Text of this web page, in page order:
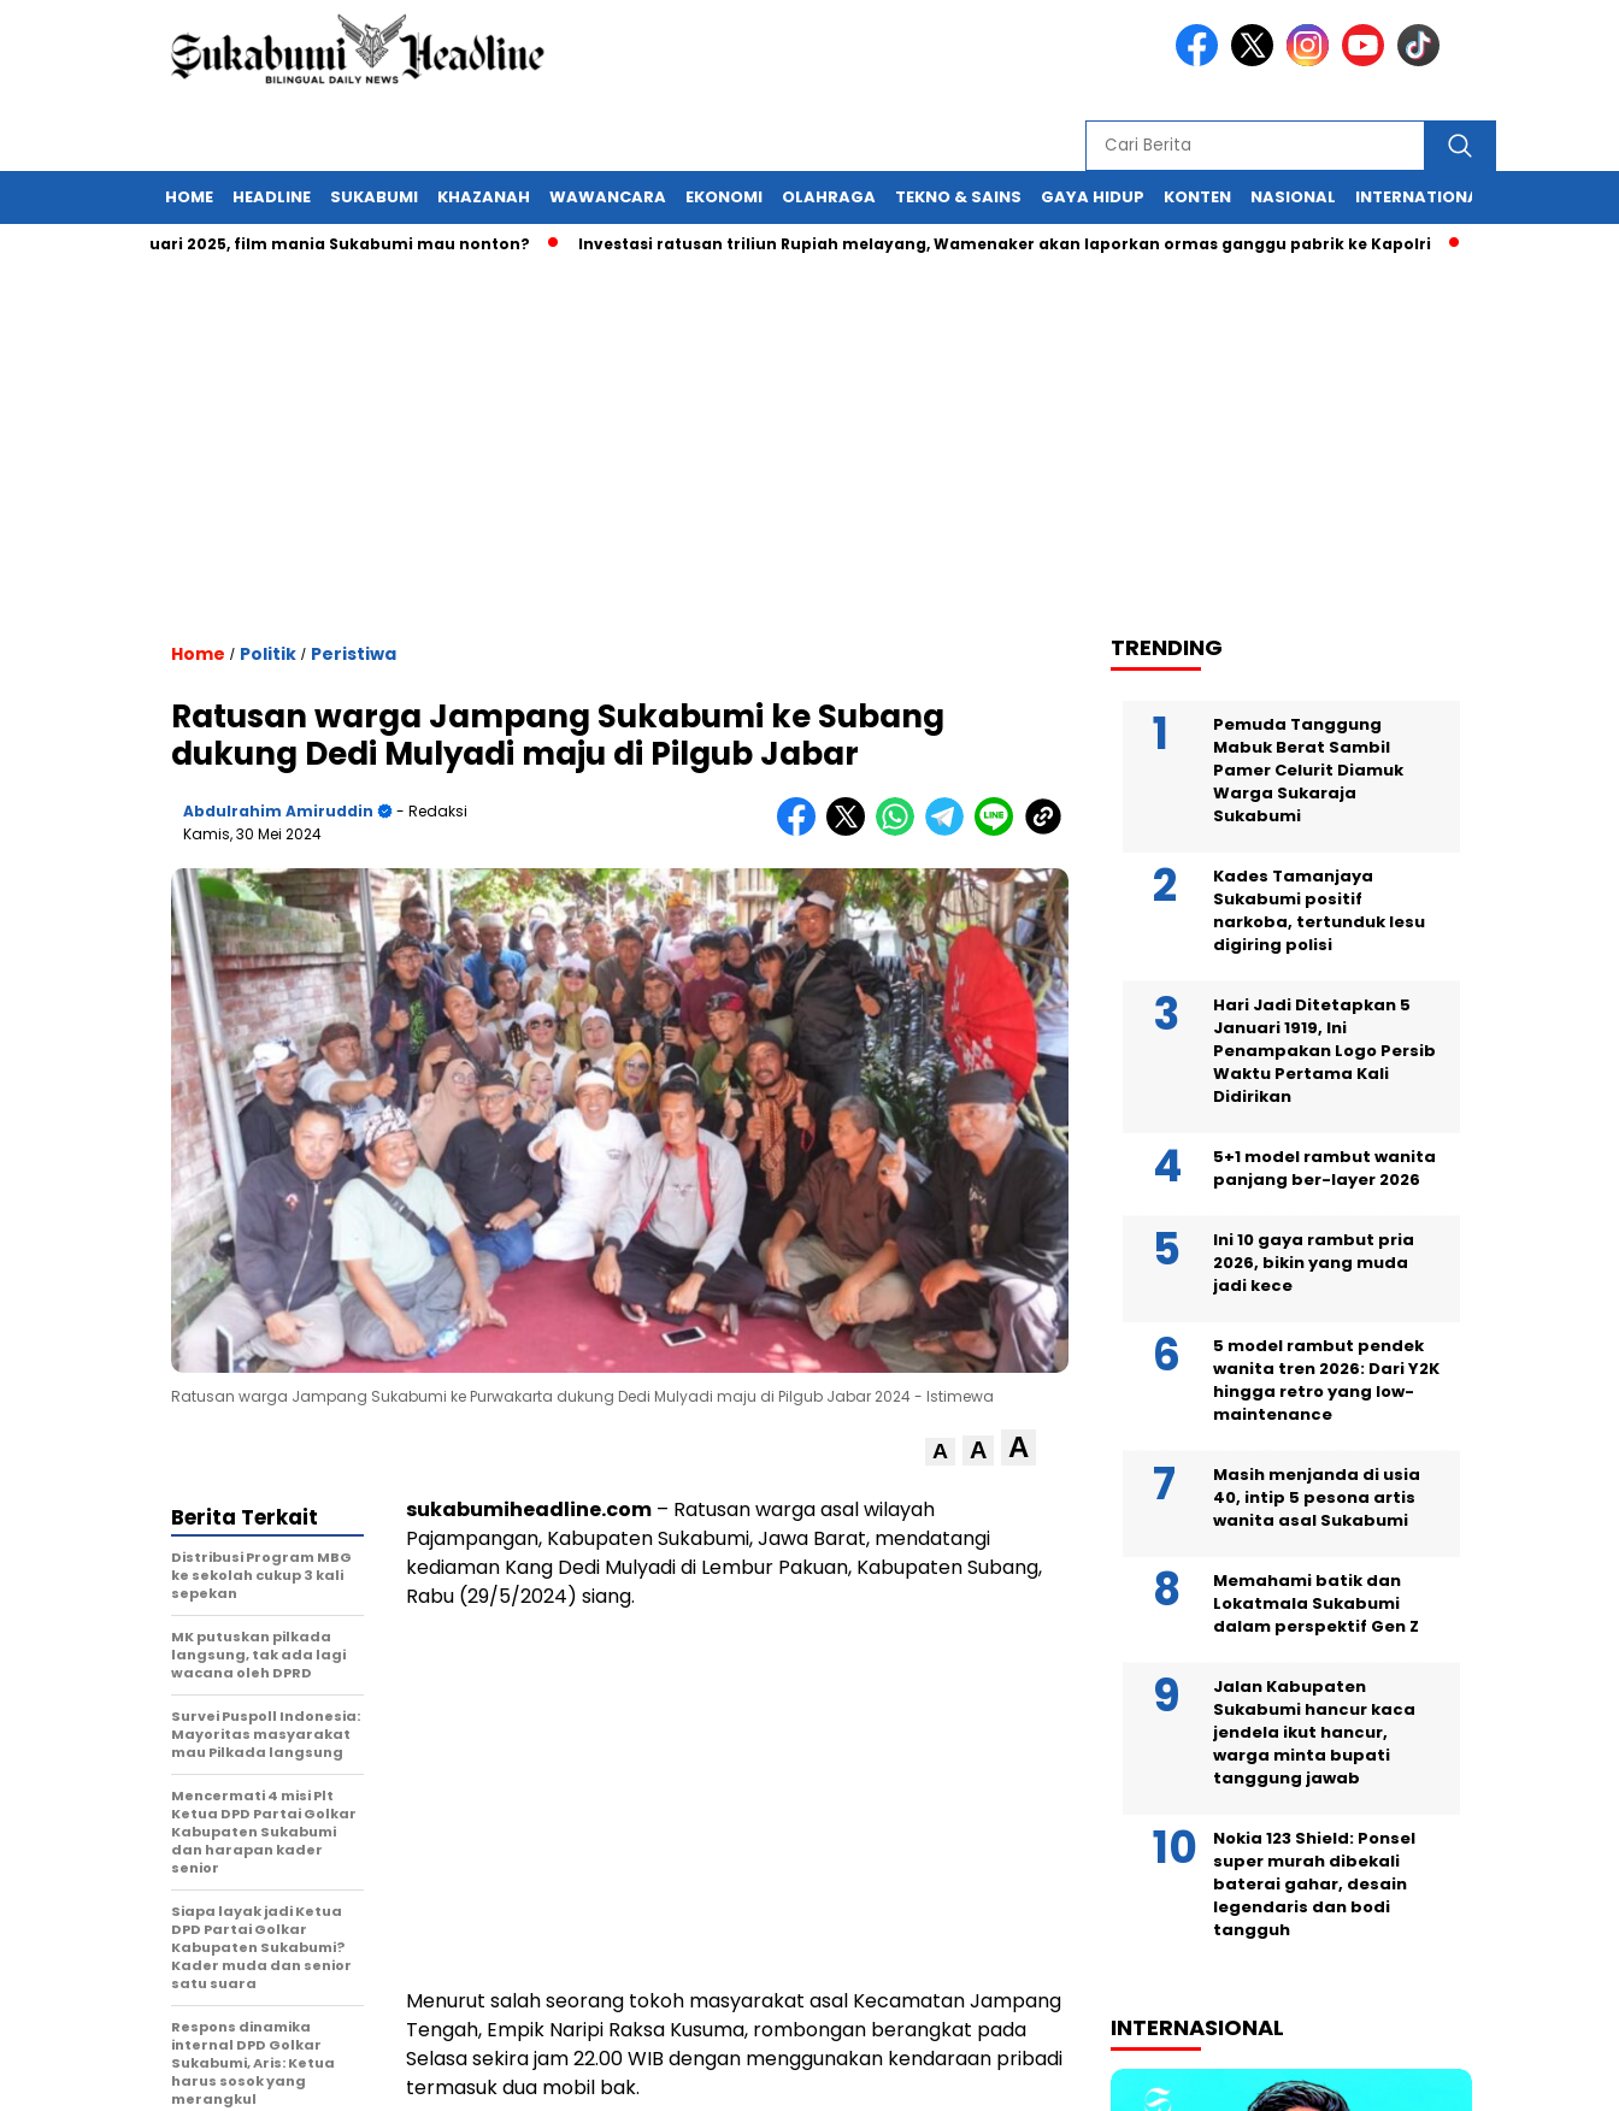
HOME HEADLINE SUKABUMI KHAZANAH WAWANCARA EKONOMI OLAHRAGA TEKNO & SAINS GAYA HIDUP KONTEN NASIONAL INTERNATIONAL
Februari 2025, film mania Sukabumi mau nonton? Investasi ratusan triliun Rupiah melayang, Wamenaker akan laporkan ormas ganggu pabrik ke Kapolri Cabup dan Cawali
Home / Politik / Peristiwa
Ratusan warga Jampang Sukabumi ke Subang
dukung Dedi Mulyadi maju di Pilgub Jabar
Abdulrahim Amiruddin
- Redaksi
Kamis, 30 Mei 2024
Ratusan warga Jampang Sukabumi ke Purwakarta dukung Dedi Mulyadi maju di Pilgub Jabar 2024 - Istimewa
A A A
sukabumiheadline.com – Ratusan warga asal wilayah
Pajampangan, Kabupaten Sukabumi, Jawa Barat, mendatangi
kediaman Kang Dedi Mulyadi di Lembur Pakuan, Kabupaten Subang,
Rabu (29/5/2024) siang.
Menurut salah seorang tokoh masyarakat asal Kecamatan Jampang
Tengah, Empik Naripi Raksa Kusuma, rombongan berangkat pada
Selasa sekira jam 22.00 WIB dengan menggunakan kendaraan pribadi
termasuk dua mobil bak.
Berita Terkait
Distribusi Program MBG
ke sekolah cukup 3 kali
sepekan
MK putuskan pilkada
langsung, tak ada lagi
wacana oleh DPRD
Survei Puspoll Indonesia:
Mayoritas masyarakat
mau Pilkada langsung
Mencermati 4 misi Plt
Ketua DPD Partai Golkar
Kabupaten Sukabumi
dan harapan kader
senior
Siapa layak jadi Ketua
DPD Partai Golkar
Kabupaten Sukabumi?
Kader muda dan senior
satu suara
Respons dinamika
internal DPD Golkar
Sukabumi, Aris: Ketua
harus sosok yang
merangkul
TRENDING
Pemuda Tanggung
Mabuk Berat Sambil
Pamer Celurit Diamuk
Warga Sukaraja
Sukabumi
Kades Tamanjaya
Sukabumi positif
narkoba, tertunduk lesu
digiring polisi
Hari Jadi Ditetapkan 5
Januari 1919, Ini
Penampakan Logo Persib
Waktu Pertama Kali
Didirikan
5+1 model rambut wanita
panjang ber-layer 2026
Ini 10 gaya rambut pria
2026, bikin yang muda
jadi kece
5 model rambut pendek
wanita tren 2026: Dari Y2K
hingga retro yang low-
maintenance
Masih menjanda di usia
40, intip 5 pesona artis
wanita asal Sukabumi
Memahami batik dan
Lokatmala Sukabumi
dalam perspektif Gen Z
Jalan Kabupaten
Sukabumi hancur kaca
jendela ikut hancur,
warga minta bupati
tanggung jawab
Nokia 123 Shield: Ponsel
super murah dibekali
baterai gahar, desain
legendaris dan bodi
tangguh
INTERNASIONAL